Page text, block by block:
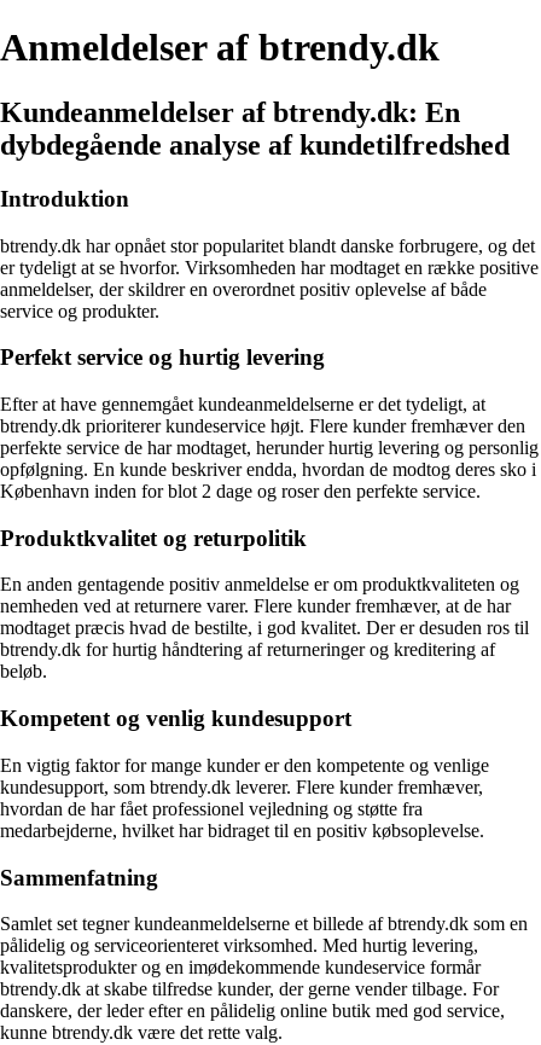
Anmeldelser af btrendy.dk
Kundeanmeldelser af btrendy.dk: En
dybdegående analyse af kundetilfredshed
Introduktion
btrendy.dk har opnået stor popularitet blandt danske forbrugere, og det
er tydeligt at se hvorfor. Virksomheden har modtaget en række positive
anmeldelser, der skildrer en overordnet positiv oplevelse af både
service og produkter.
Perfekt service og hurtig levering
Efter at have gennemgået kundeanmeldelserne er det tydeligt, at
btrendy.dk prioriterer kundeservice højt. Flere kunder fremhæver den
perfekte service de har modtaget, herunder hurtig levering og personlig
opfølgning. En kunde beskriver endda, hvordan de modtog deres sko i
København inden for blot 2 dage og roser den perfekte service.
Produktkvalitet og returpolitik
En anden gentagende positiv anmeldelse er om produktkvaliteten og
nemheden ved at returnere varer. Flere kunder fremhæver, at de har
modtaget præcis hvad de bestilte, i god kvalitet. Der er desuden ros til
btrendy.dk for hurtig håndtering af returneringer og kreditering af
beløb.
Kompetent og venlig kundesupport
En vigtig faktor for mange kunder er den kompetente og venlige
kundesupport, som btrendy.dk leverer. Flere kunder fremhæver,
hvordan de har fået professionel vejledning og støtte fra
medarbejderne, hvilket har bidraget til en positiv købsoplevelse.
Sammenfatning
Samlet set tegner kundeanmeldelserne et billede af btrendy.dk som en
pålidelig og serviceorienteret virksomhed. Med hurtig levering,
kvalitetsprodukter og en imødekommende kundeservice formår
btrendy.dk at skabe tilfredse kunder, der gerne vender tilbage. For
danskere, der leder efter en pålidelig online butik med god service,
kunne btrendy.dk være det rette valg.